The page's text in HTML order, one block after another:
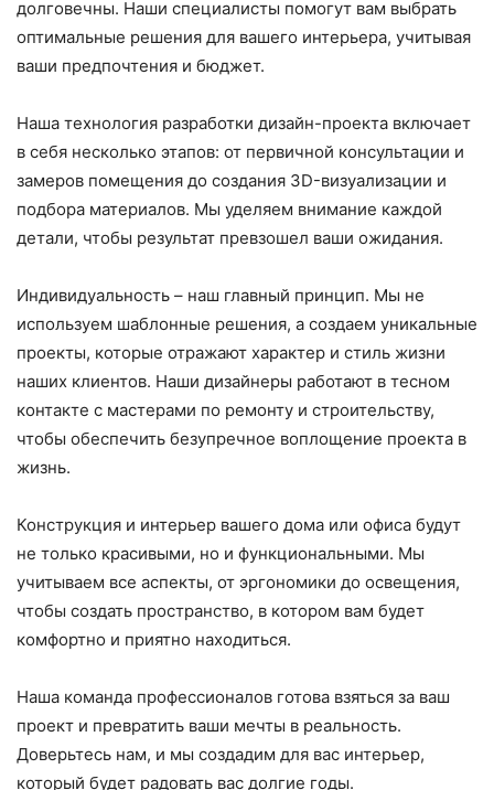
долговечны. Наши специалисты помогут вам выбрать
оптимальные решения для вашего интерьера, учитывая
ваши предпочтения и бюджет.
Наша технология разработки дизайн-проекта включает
в себя несколько этапов: от первичной консультации и
замеров помещения до создания 3D-визуализации и
подбора материалов. Мы уделяем внимание каждой
детали, чтобы результат превзошел ваши ожидания.
Индивидуальность – наш главный принцип. Мы не
используем шаблонные решения, а создаем уникальные
проекты, которые отражают характер и стиль жизни
наших клиентов. Наши дизайнеры работают в тесном
контакте с мастерами по ремонту и строительству,
чтобы обеспечить безупречное воплощение проекта в
жизнь.
Конструкция и интерьер вашего дома или офиса будут
не только красивыми, но и функциональными. Мы
учитываем все аспекты, от эргономики до освещения,
чтобы создать пространство, в котором вам будет
комфортно и приятно находиться.
Наша команда профессионалов готова взяться за ваш
проект и превратить ваши мечты в реальность.
Доверьтесь нам, и мы создадим для вас интерьер,
который будет радовать вас долгие годы.